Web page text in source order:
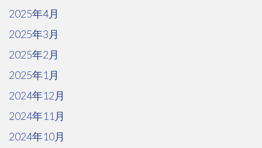
2025年4月
2025年3月
2025年2月
2025年1月
2024年12月
2024年11月
2024年10月